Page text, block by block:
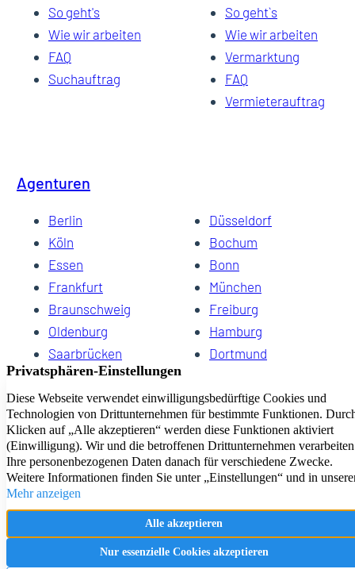
So geht's
Wie wir arbeiten
FAQ
Suchauftrag
So geht`s
Wie wir arbeiten
Vermarktung
FAQ
Vermieterauftrag
Agenturen
Berlin
Düsseldorf
Köln
Bochum
Essen
Bonn
Frankfurt
München
Braunschweig
Freiburg
Oldenburg
Hamburg
Saarbrücken
Dortmund
Hannover
Dresden
Kiel
Wuppertal
Bremen
HomeCompany eG Ihre Agenturen für Wohnen auf Zeit